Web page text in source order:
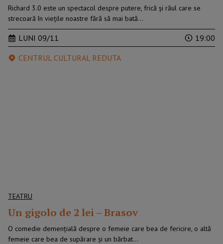
Richard 3.0 este un spectacol despre putere, frică și răul care se
strecoară în viețile noastre fără să mai bată…
LUNI 09/11
19:00
CENTRUL CULTURAL REDUTA
TEATRU
Un gigolo de 2 lei – Brasov
O comedie demențială despre o femeie care bea de fericire, o altă
femeie care bea de supărare și un bărbat…